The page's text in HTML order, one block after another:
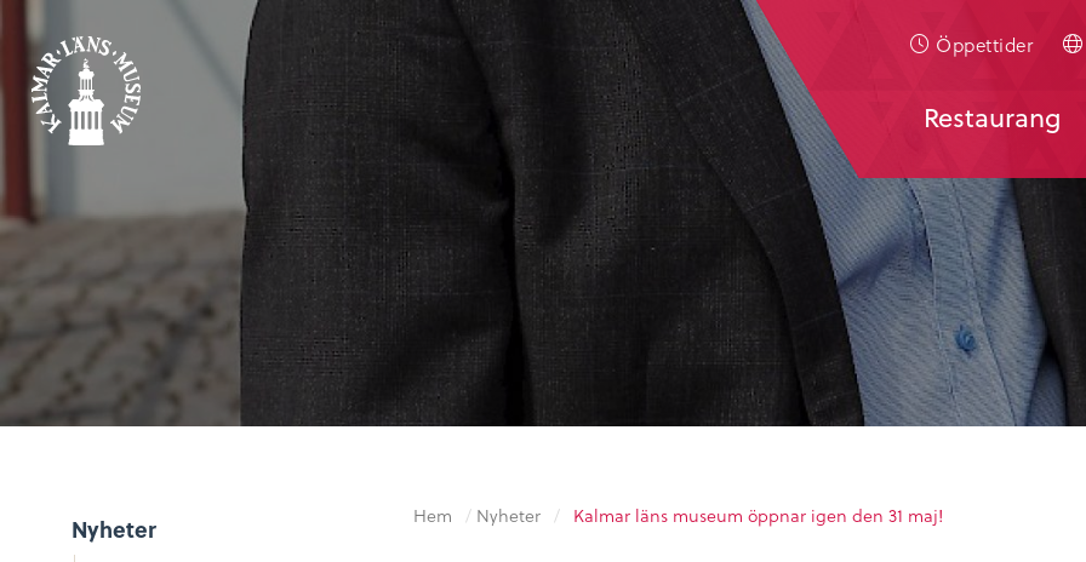
Öppettider
Restaurang
Nyheter Hem / Nyheter / Kalmar läns museum öppnar igen den 31 maj!